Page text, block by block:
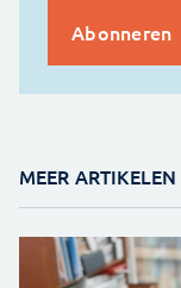
MEER ARTIKELEN